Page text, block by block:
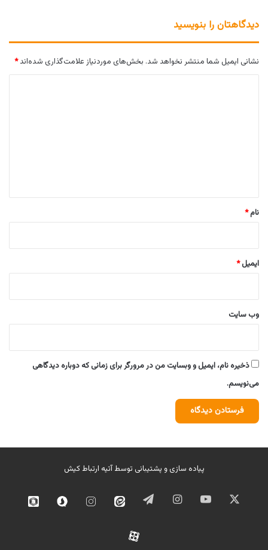
دیدگاهتان را بنویسید
نشانی ایمیل شما منتشر نخواهد شد. بخش‌های موردنیاز علامت‌گذاری شده‌اند*
نام*
ایمیل*
وب‌ سایت
ذخیره نام، ایمیل و وبسایت من در مرورگر برای زمانی که دوباره دیدگاهی
می‌نویسم.
پیاده سازی و پشتیبانی توسطآتیه ارتباط کیش
ایکس یوتیوب اینستاگرامتلگرام ایتا
اینستاگرامسروش